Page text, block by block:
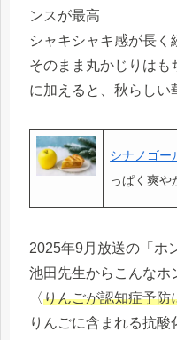
ンスが最高
シャキシャキ感が長
そのまま丸かじりはも
に加えると、秋らしい
シナノゴー
っぱく爽や
2025年9月放送の「ホ
池田先生からこんなホ
〈りんごが認知症予防
りんごに含まれる抗